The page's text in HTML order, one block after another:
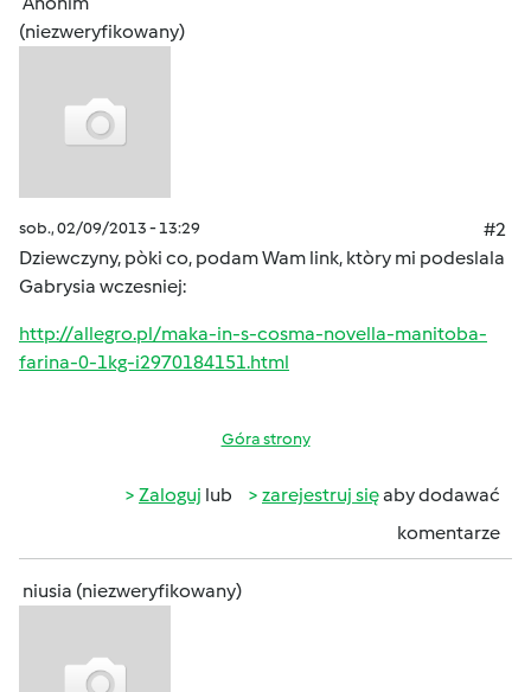
(niezweryfikowany)
sob., 02/09/2013 - 13:29
#2
Dziewczyny, pòki co, podam Wam link, ktòry mi podeslala
Gabrysia wczesniej:
http://allegro.pl/maka-in-s-cosma-novella-manitoba-
farina-0-1kg-i2970184151.html
Góra strony
Zaloguj lub zarejestruj sięaby dodawać
komentarze
niusia (niezweryfikowany)